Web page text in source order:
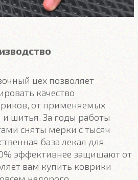
цех позволяет
качество
от применяемых
шитья. За годы работы
сняты мерки с тысяч
база лекал для
эффективнее защищают от
вам купить коврики